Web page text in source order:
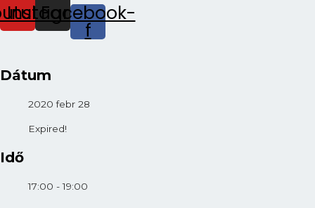
Instagram
Facebook-
f
Dátum
2020 febr 28
Expired!
Idő
17:00 - 19:00